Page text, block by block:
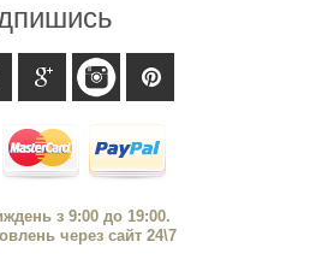
з 9:00 до 19:00.
через сайт 24\7